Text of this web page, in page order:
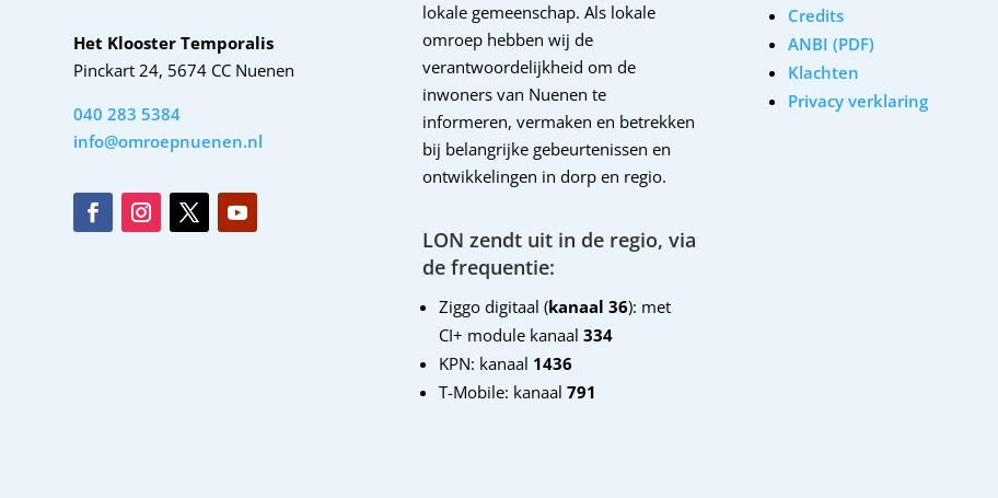
Het Klooster Temporalis
Pinckart 24, 5674 CC Nuenen
040 283 5384
info@omroepnuenen.nl
lokale gemeenschap. Als lokale
omroep hebben wij de
verantwoordelijkheid om de
inwoners van Nuenen te
informeren, vermaken en betrekken
bij belangrijke gebeurtenissen en
ontwikkelingen in dorp en regio.
LON zendt uit in de regio, via
de frequentie:
Ziggo digitaal (kanaal 36): met
CI+ module kanaal 334
KPN: kanaal 1436
T-Mobile: kanaal791
Credits
ANBI (PDF)
Klachten
Privacy verklaring